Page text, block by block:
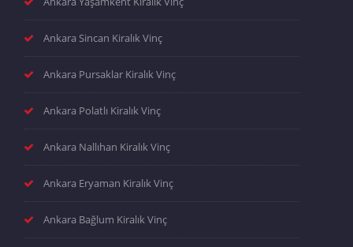
Ankara Sincan Kiralık Vinç
Ankara Pursaklar Kiralık Vinç
Ankara Polatlı Kiralık Vinç
Ankara Nallıhan Kiralık Vinç
Ankara Eryaman Kiralık Vinç
Ankara Bağlum Kiralık Vinç